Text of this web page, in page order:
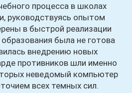
процесса в школах
руководствуясь опытом
в быстрой реализации
была не готова
внедрению новых
противников шли именно
неведомый компьютер
всех темных сил.